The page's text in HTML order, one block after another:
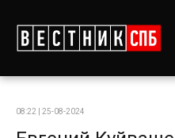
08:22 | 25-08-2024